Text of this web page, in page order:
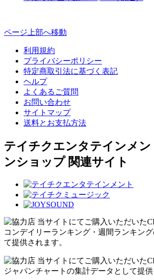
ページ上部へ移動
利用規約
プライバシーポリシー
特定商取引法に基づく表記
ヘルプ
よくあるご質問
お問い合わせ
サイトマップ
送料とお支払方法
テイチクエンタテインメン
ンショップ 関連サイト
当サイトにてご購入いただいた
コンデイリーランキング・週間ランキン
て提供されます。
当サイトにてご購入いただいた
ジャパンチャートの集計データとして提供